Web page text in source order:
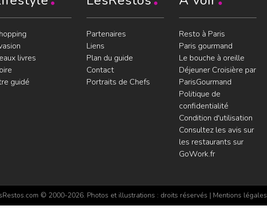
livres
guidé
Partenaires
Liens
Plan du guide
Contact
Portraits de Chefs
Resto à Paris
Paris gourmand
Le bouche à oreille
Déjeuner Croisière par
ParisGourmand
Politique de
confidentialité
Condition d'utilisation
Consultez les avis sur
les restaurants sur
GoWork.fr
© 2000-2026. Photos et illustrations : droits réservés | Mentions légales